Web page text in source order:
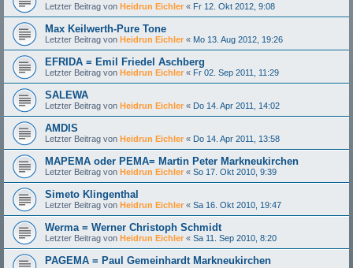
Letzter Beitrag von Heidrun Eichler « Fr 12. Okt 2012, 9:08
Max Keilwerth-Pure Tone
Letzter Beitrag von Heidrun Eichler « Mo 13. Aug 2012, 19:26
EFRIDA = Emil Friedel Aschberg
Letzter Beitrag von Heidrun Eichler « Fr 02. Sep 2011, 11:29
SALEWA
Letzter Beitrag von Heidrun Eichler « Do 14. Apr 2011, 14:02
AMDIS
Letzter Beitrag von Heidrun Eichler « Do 14. Apr 2011, 13:58
MAPEMA oder PEMA= Martin Peter Markneukirchen
Letzter Beitrag von Heidrun Eichler « So 17. Okt 2010, 9:39
Simeto Klingenthal
Letzter Beitrag von Heidrun Eichler « Sa 16. Okt 2010, 19:47
Werma = Werner Christoph Schmidt
Letzter Beitrag von Heidrun Eichler « Sa 11. Sep 2010, 8:20
PAGEMA = Paul Gemeinhardt Markneukirchen